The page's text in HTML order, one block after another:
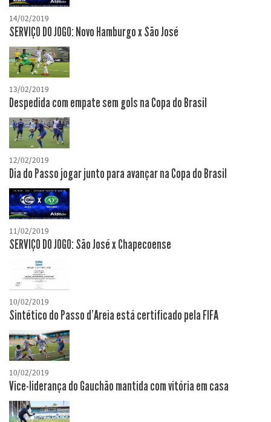
14/02/2019
SERVIÇO DO JOGO: Novo Hamburgo x São José
13/02/2019
Despedida com empate sem gols na Copa do Brasil
12/02/2019
Dia do Passo jogar junto para avançar na Copa do Brasil
11/02/2019
SERVIÇO DO JOGO: São José x Chapecoense
10/02/2019
Sintético do Passo d'Areia está certificado pela FIFA
10/02/2019
Vice-liderança do Gauchão mantida com vitória em casa